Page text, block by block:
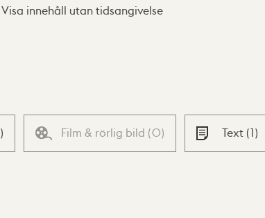
Visa innehåll utan tidsangivelse
) Film & rörlig bild (0) Text (1)